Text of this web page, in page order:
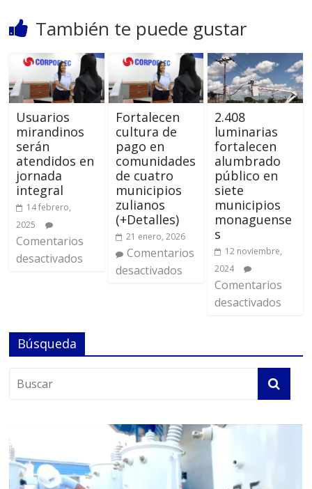
También te puede gustar
Usuarios
mirandinos
serán
atendidos en
jornada
integral
14 febrero,
2025
Comentarios
desactivados
Fortalecen
cultura de
pago en
comunidades
de cuatro
municipios
zulianos
(+Detalles)
21 enero, 2026
Comentarios
desactivados
2.408
luminarias
fortalecen
alumbrado
público en
siete
municipios
monaguense
s
12 noviembre,
2024
Comentarios
desactivados
Búsqueda